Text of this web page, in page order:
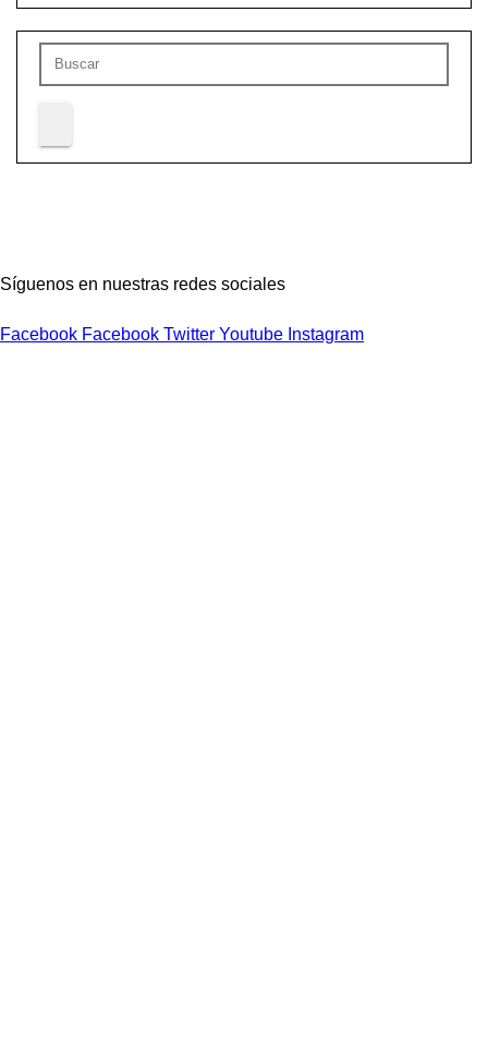
Síguenos en nuestras redes sociales
Facebook Facebook Twitter Youtube Instagram